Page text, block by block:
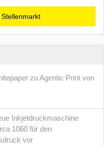
zu Agentic Print von
Inkjetdruckmaschine
1060 für den
vor